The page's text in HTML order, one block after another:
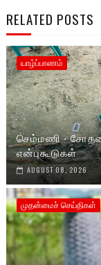
RELATED POSTS
யாழ்ப்பாணம்
செம்மணி -
என்புகூடுகள்
AUGUST 08, 2026
முதன்மைச் செய்திகள்